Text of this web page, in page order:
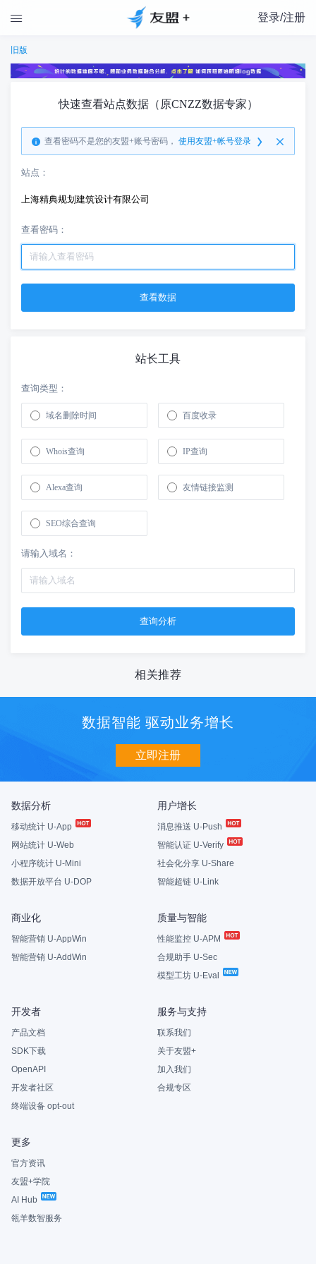
 登录/注册
旧版
快速查看站点数据（原CNZZ数据专家）
查看密码不是您的友盟+账号密码， 使用友盟+帐号登录
站点：
上海精典规划建筑设计有限公司
查看密码：
站长工具
查询类型：
域名删除时间 百度收录
Whois查询 IP查询
Alexa查询 友情链接监测
SEO综合查询
请输入域名：
相关推荐
数据智能 驱动业务增长
立即注册
数据分析
移动统计 U-App
网站统计 U-Web
小程序统计 U-Mini
数据开放平台 U-DOP
用户增长
消息推送 U-Push
智能认证 U-Verify
社会化分享 U-Share
智能超链 U-Link
商业化
智能营销 U-AppWin
智能营销 U-AddWin
质量与智能
性能监控 U-APM
合规助手 U-Sec
模型工坊 U-Eval
开发者
产品文档
SDK下载
OpenAPI
开发者社区
终端设备 opt-out
服务与支持
联系我们
关于友盟+
加入我们
合规专区
更多
官方资讯
友盟+学院
AI Hub
瓴羊数智服务